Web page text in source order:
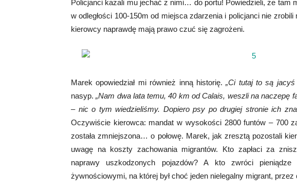
Policjanci kazali mu jechać z nimi… do portu! Powiedzieli, że tam
w odległości 100-150m od miejsca zdarzenia i policjanci nie
kierowcy naprawdę mają prawo czuć się zagrożeni.
Marek opowiedział mi również inną historię.„Ci tutaj to są jacyś
nasyp.„Nam dwa lata temu, 40 km od Calais, weszli na naczepę
– nic o tym wiedzieliśmy. Dopiero psy po drugiej stronie ich
Oczywiście kierowca: mandat w wysokości 2800 funtów – 700
została zmniejszona… o połowę. Marek, jak zresztą pozostali
uwagę na koszty zachowania migrantów. Kto zapłaci za
naprawy uszkodzonych pojazdów? A kto zwróci
żywnościowymi, na której był choć jeden nielegalny migrant,